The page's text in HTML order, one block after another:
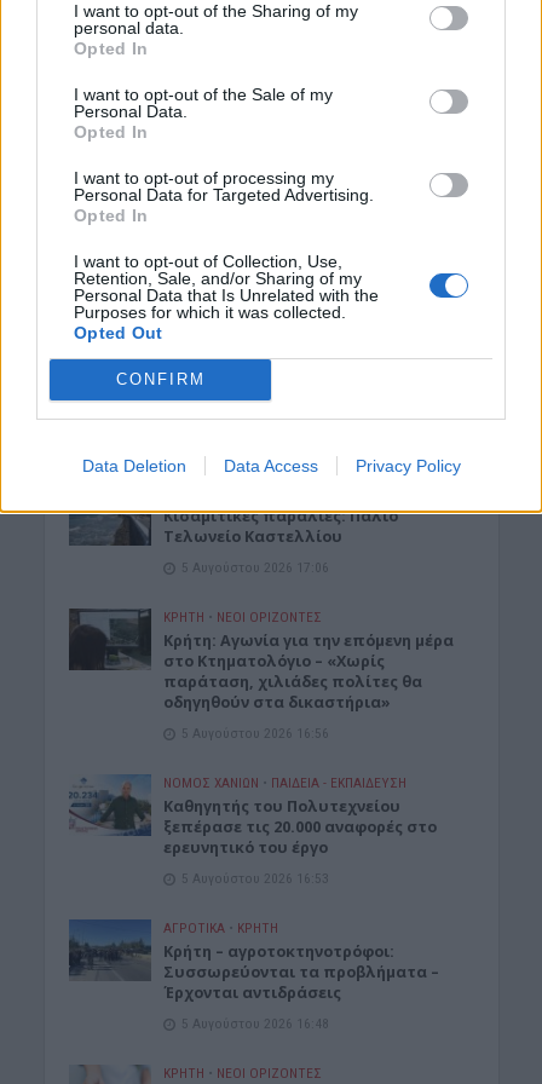
I want to opt-out of the Sharing of my
personal data.
Opted In
I want to opt-out of the Sale of my
Personal Data.
Opted In
I want to opt-out of processing my
Personal Data for Targeted Advertising.
Opted In
I want to opt-out of Collection, Use,
Retention, Sale, and/or Sharing of my
Personal Data that Is Unrelated with the
Purposes for which it was collected.
Opted Out
CONFIRM
Data Deletion Data Access Privacy Policy
Αυγούστου
ΕΛΛΑΔΑ • ΟΙΚΟΝΟΜΙΑ
Εφορία: Πότε ελέγχει τις καταθέσεις
5 Αυγούστου 2026 21:40
αφιέρωμα στον Μάνο Χατζηδάκι
5 Αυγούστου 2026 21:34
Γεμάτη η Κρήτη και το φθινόπωρο:
Στα ύψη οι κρατήσεις – Μεγάλο
Kισαμίτικες παραλίες: Παλιό
Τελωνείο Καστελλίου
5 Αυγούστου 2026 17:06
ΚΡΗΤΗ • ΝΕΟΙ ΟΡΙΖΟΝΤΕΣ
Kρήτη: Αγωνία για την επόμενη μέρα
στο Κτηματολόγιο – «Χωρίς
παράταση, χιλιάδες πολίτες θα
οδηγηθούν στα δικαστήρια»
5 Αυγούστου 2026 16:56
ΝΟΜΌΣ ΧΑΝΊΩΝ • ΠΑΙΔΕΙΑ - ΕΚΠΑΙΔΕΥΣΗ
Καθηγητής του Πολυτεχνείου
ξεπέρασε τις 20.000 αναφορές στο
ερευνητικό του έργο
5 Αυγούστου 2026 16:53
ΑΓΡΟΤΙΚΑ • ΚΡΗΤΗ
Κρήτη – αγροτοκτηνοτρόφοι:
Συσσωρεύονται τα προβλήματα –
Έρχονται αντιδράσεις
5 Αυγούστου 2026 16:48
ΚΡΗΤΗ • ΝΕΟΙ ΟΡΙΖΟΝΤΕΣ